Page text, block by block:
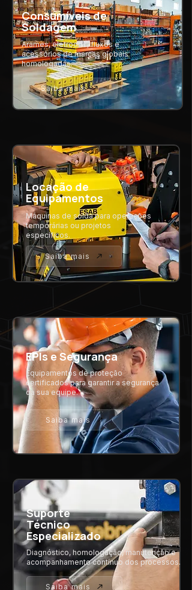
Consumíveis de
Soldagem
Arames, eletrodos, fluxos e
acessórios de marcas globais
homologadas.
Saiba mais
Locação de
Equipamentos
Máquinas de solda para operações
temporárias ou projetos
específicos.
Saiba mais
EPIs e Segurança
Equipamentos de proteção
certificados para garantir a segurança
da sua equipe.
Saiba mais
Suporte
Técnico
Especializado
Diagnóstico, homologação, manutenção e
acompanhamento contínuo dos processos.
Saiba mais